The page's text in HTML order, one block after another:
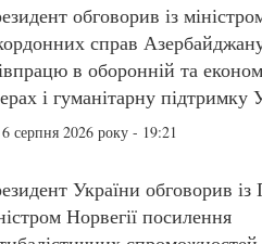
обговорив із
справ
в оборонній та
і гуманітарну підтримку
6 серпня 2026 року - 19:21
України обговорив із
Норвегії посилення